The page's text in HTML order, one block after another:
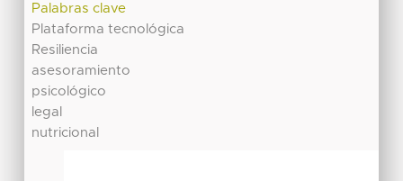
Palabras clave
Plataforma tecnológica
Resiliencia
asesoramiento
psicológico
legal
nutricional